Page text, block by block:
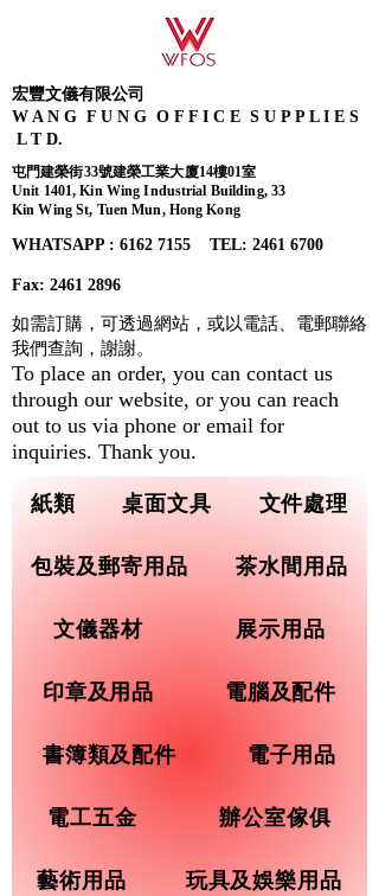
宏豐文儀有限公司
W A N G F U N G O F F I C E S U P P L I E S
L T D.
屯門建榮街33號建榮工業大廈14樓01室
Unit 1401, Kin Wing Industrial Building, 33
Kin Wing St, Tuen Mun, Hong Kong
WHATSAPP : 6162 7155​ TEL: 2461 6700
Fax: 2461 2896
紙類 桌面文具 文件處理
包裝及郵寄用品 茶水間用品
文儀器材 展示用品
印章及用品 電腦及配件
書簿類及配件 電子用品
電工五金 辦公室傢俱
藝術用品 玩具及娛樂用品
如需訂購，可透過網站，或以電話、電郵聯絡
我們查詢， 謝謝。
To place an order, you can contact us
through our website, or you can reach
out to us via phone or email for
inquiries. Thank you.